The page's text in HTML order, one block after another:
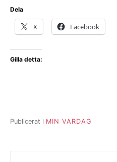
Dela
X Facebook
Gilla detta:
Publicerat i MIN VARDAG